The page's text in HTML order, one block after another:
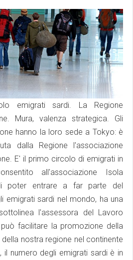
emigrati sardi. La Regione
Mura, valenza strategica. Gli
hanno la loro sede a Tokyo: è
dalla Regione l'associazione
E' il primo circolo di emigrati in
all'associazione Isola
poter entrare a far parte del
emigrati sardi nel mondo, ha una
l'assessora del Lavoro
facilitare la promozione della
nostra regione nel continente
il numero degli emigrati sardi è in